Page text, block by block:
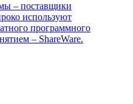
– поставщики
используют
программного
– ShareWare.